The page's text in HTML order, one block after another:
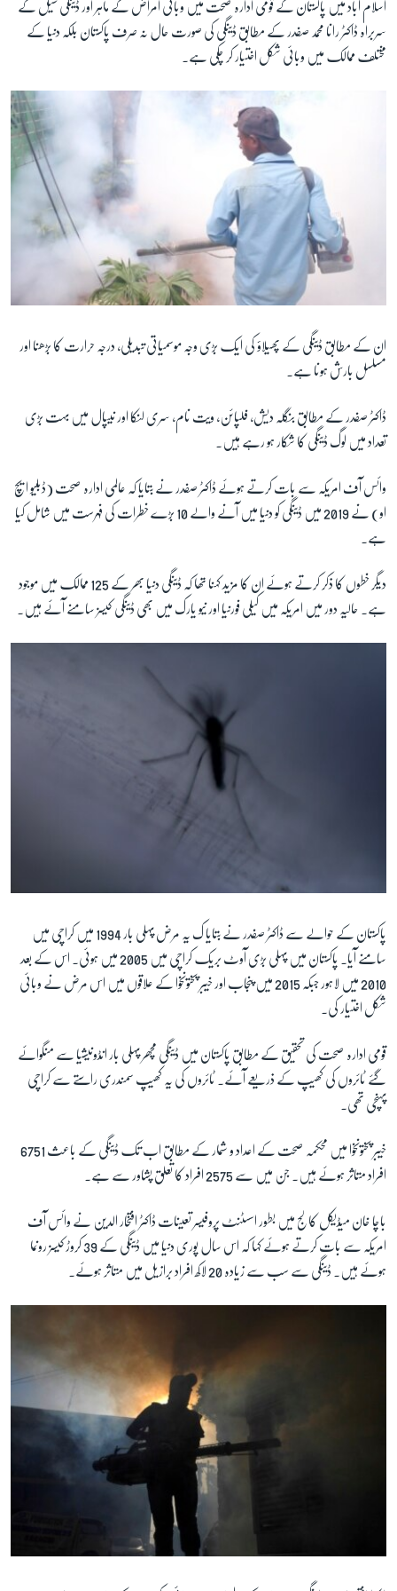
زبان
اسلام آباد ميں پاکستان کے قومی ادارہ صحت ميں وبائی امراض کے ماہر اور ڈينگی سيل کے
سربراہ ڈاکٹر رانا محمد صفدر کے مطابق ڈينگی کی صورت حال نہ صرف پاکستان بلکہ دنيا کے
مختلف ممالک ميں وبائی شکل اختيار کر چکی ہے۔
ان کے مطابق ڈينگی کے پھيلاؤ کی ايک بڑی وجہ موسمياتی تبديلی، درجہ حرارت کا بڑھنا اور
مسلسل بارش ہونا ہے۔
ڈاکٹر صفدر کے مطابق بنگلہ ديش، فلپائن، ويت نام، سری لنکا اور نيپال ميں بہت بڑی
تعداد میں لوگ ڈینگی کا شکار ہو رہے ہیں۔
وائس آف امريکہ سے بات کرتے ہوئے ڈاکٹر صفدر نے بتايا کہ عالمی ادارہ صحت (ڈبليو ايچ
او) نے 2019 ميں ڈينگی کو دنيا ميں آنے والے 10 بڑے خطرات کی فہرست ميں شامل کيا
ہے۔
دیگر خطوں کا ذکر کرتے ہوئے ان کا مزید کہنا تھا کہ ڈينگی دنيا بھر کے 125 ممالک ميں موجود
ہے۔ حاليہ دور ميں امريکہ ميں کيلی فورنيا اور نيو يارک ميں بھی ڈينگی کيسز سامنے آئے ہيں۔
پاکستان کے حوالے سے ڈاکٹر صفدر نے بتایا ک یہ مرض پہلی بار 1994 ميں کراچی میں
سامنے آيا۔ پاکستان ميں پہلی بڑی آوٹ بريک کراچی ميں 2005 ميں ہوئی۔ اس کے بعد
2010 ميں لاہور جبکہ 2015 ميں پنجاب اور خيبر پختونخوا کے علاقوں ميں اس مرض نے وبائی
شکل اختيار کی۔
قومی ادارہ صحت کی تحقيق کے مطابق پاکستان ميں ڈينگی مچھر پہلی بار انڈونیشیا سے منگوائے
گئے ٹائروں کی کھیپ کے ذریعے آئے۔ ٹائروں کی یہ کھیپ سمندری راستے سے کراچی
پہنچی تھی۔
خيبر پختونخوا ميں محکمہ صحت کے اعداد و شمار کے مطابق اب تک ڈينگی کے باعث 6751
افراد متاثر ہوئے ہيں۔ جن ميں سے 2575 افراد کا تعلق پشاور سے ہے۔
باچا خان ميڈيکل کالج ميں بطور اسسٹنٹ پروفيسر تعینات ڈاکٹر افتخار الدين نے وائس آف
امريکہ سے بات کرتے ہوئے کہا کہ اس سال پوری دنيا ميں ڈینگی کے 39 کروڑ کيسز رونما
ہوئے ہيں۔ ڈينگی سے سب سے زیادہ 20 لاکھ افراد برازيل ميں متاثر ہوئے۔